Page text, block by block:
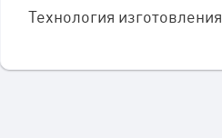
Технология изготовления